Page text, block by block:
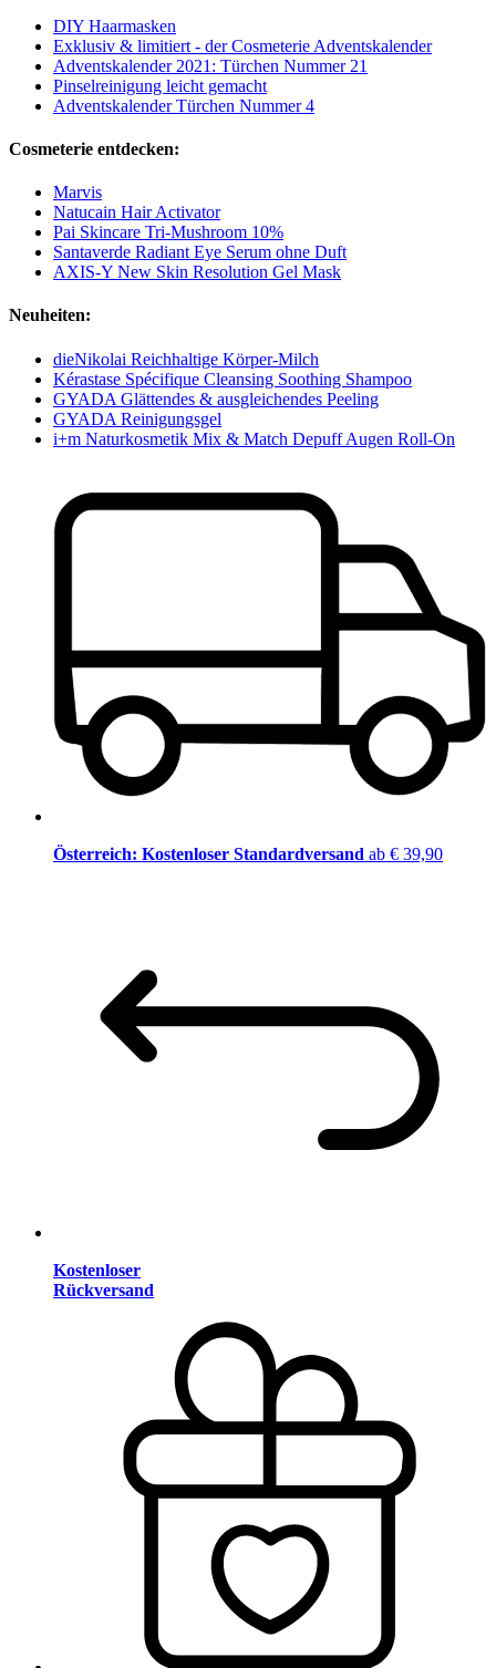
DIY Haarmasken
Exklusiv & limitiert - der Cosmeterie Adventskalender
Adventskalender 2021: Türchen Nummer 21
Pinselreinigung leicht gemacht
Adventskalender Türchen Nummer 4
Cosmeterie entdecken:
Marvis
Natucain Hair Activator
Pai Skincare Tri-Mushroom 10%
Santaverde Radiant Eye Serum ohne Duft
AXIS-Y New Skin Resolution Gel Mask
Neuheiten:
dieNikolai Reichhaltige Körper-Milch
Kérastase Spécifique Cleansing Soothing Shampoo
GYADA Glättendes & ausgleichendes Peeling
GYADA Reinigungsgel
i+m Naturkosmetik Mix & Match Depuff Augen Roll-On
Österreich: Kostenloser Standardversand ab € 39,90
Kostenloser
Rückversand